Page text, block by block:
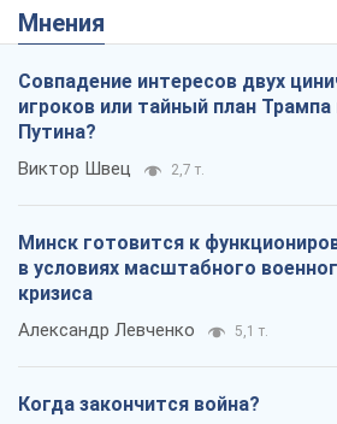
Мнения
Совпадение интересов двух
игроков или тайный план Трампа
Путина?
Виктор Швец 2,7 т.
Минск готовится к
в условиях масштабного
кризиса
Александр Левченко 5,1 т.
Когда закончится война?